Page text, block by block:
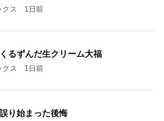
ス 1日前
るずんだ生クリーム大福
ス 1日前
り始まった後悔